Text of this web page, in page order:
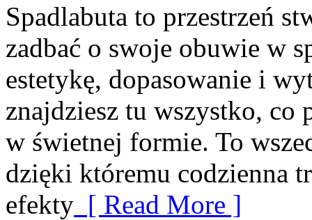
Spadlabuta to przestrzeń
zadbać o swoje obuwie w
estetykę, dopasowanie i
znajdziesz tu wszystko, co
w świetnej formie. To
dzięki któremu codzienna
efekty [ Read More ]